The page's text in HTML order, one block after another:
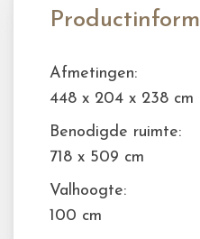
Afmetingen:
448 x 204 x 238 cm
Benodigde ruimte:
718 x 509 cm
Valhoogte:
100 cm